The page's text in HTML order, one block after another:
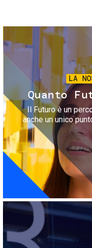
LA
Quanto
Il Futuro è un
anche un unico